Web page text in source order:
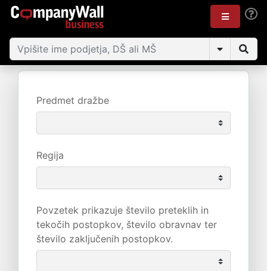
Predmet dražbe
Regija
Povzetek prikazuje število preteklih in
tekočih postopkov, število obravnav ter
število zaključenih postopkov.